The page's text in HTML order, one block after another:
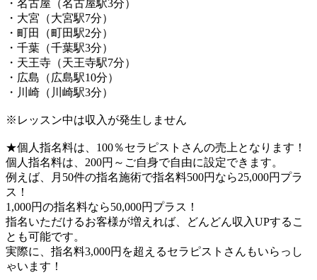
・名古屋（名古屋駅3分）
・大宮（大宮駅7分）
・町田（町田駅2分）
・千葉（千葉駅3分）
・天王寺（天王寺駅7分）
・広島（広島駅10分）
・川崎（川崎駅3分）
※レッスン中は収入が発生しません
★個人指名料は、100％セラピストさんの売上となります！
個人指名料は、200円～ご自身で自由に設定できます。
例えば、月50件の指名施術で指名料500円なら25,000円プラ
ス！
1,000円の指名料なら50,000円プラス！
指名いただけるお客様が増えれば、どんどん収入UPするこ
とも可能です。
実際に、指名料3,000円を超えるセラピストさんもいらっし
ゃいます！